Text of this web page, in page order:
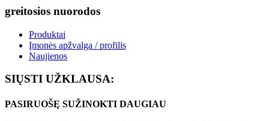
greitosios nuorodos
Produktai
Įmonės apžvalga / profilis
Naujienos
SIŲSTI UŽKLAUSA:
PASIRUOŠĘ SUŽINOKTI DAUGIAU